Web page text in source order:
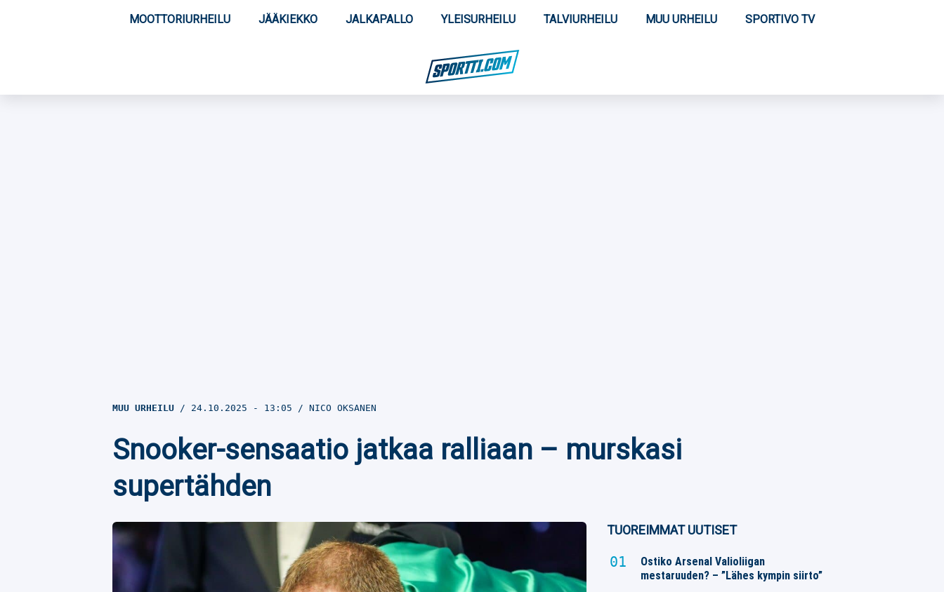
MOOTTORIURHEILU JÄÄKIEKKO JALKAPALLO YLEISURHEILU TALVIURHEILU MUU URHEILU SPORTIVO TV
MUU URHEILU 24.10.2025 - 13:05 NICO OKSANEN
Snooker-sensaatio jatkaa ralliaan – murskasi
supertähden
TUOREIMMAT UUTISET
Ostiko Arsenal Valioliigan
mestaruuden? – ”Lähes kympin siirto”